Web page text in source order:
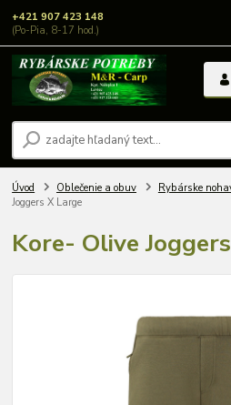
+421 907 423 148
(Po-Pia, 8-17 hod.)
Úvod Oblečenie a obuv Rybárske
Joggers X Large
Kore- Olive